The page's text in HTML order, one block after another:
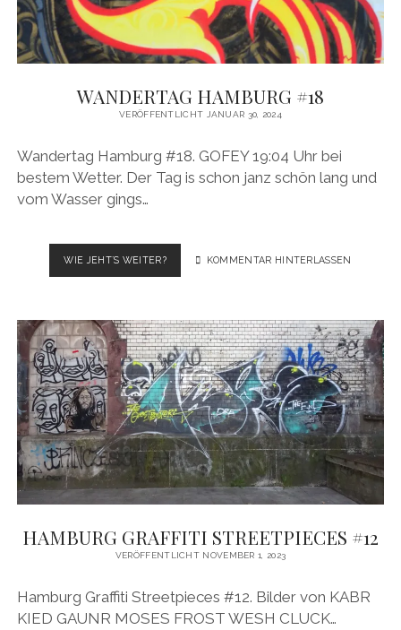
WANDERTAG HAMBURG #18
VERÖFFENTLICHT JANUAR 30, 2024
Wandertag Hamburg #18. GOFEY 19:04 Uhr bei
bestem Wetter. Der Tag is schon janz schön lang und
vom Wasser gings…
WIE JEHT´S WEITER?WANDERTAG
HAMBURG
KOMMENTAR HINTERLASSEN
HAMBURG GRAFFITI STREETPIECES #12
VERÖFFENTLICHT NOVEMBER 1, 2023
Hamburg Graffiti Streetpieces #12. Bilder von KABR
KIED GAUNR MOSES FROST WESH CLUCK…